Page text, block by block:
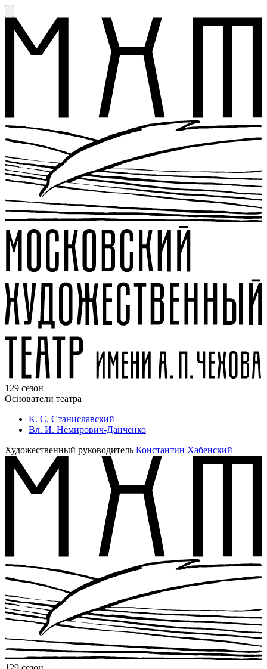
129 сезон
Основатели театра
К. С. Станиславский
Вл. И. Немирович-Данченко
Художественный руководитель Константин Хабенский